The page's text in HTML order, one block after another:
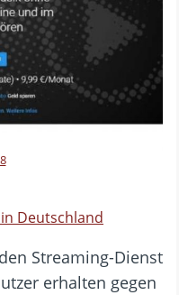
Deutschland
Streaming-Dienst
erhalten gegen